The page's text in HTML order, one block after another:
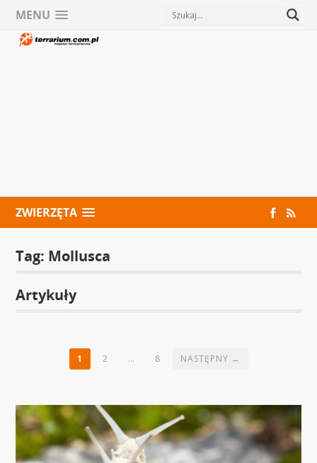
MENU
ZWIERZĘTA
Tag: Mollusca
Artykuły
1 2 … 8 NASTĘPNY →